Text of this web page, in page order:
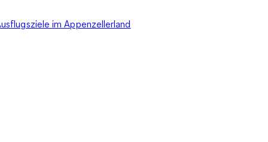
im Appenzellerland